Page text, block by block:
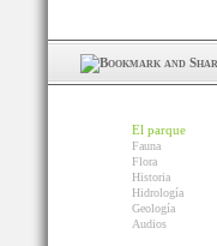
El parque
Fauna
Flora
Historia
Hidrología
Geología
Audios